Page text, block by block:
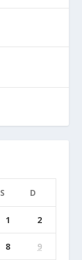
S D
1 2
8 9